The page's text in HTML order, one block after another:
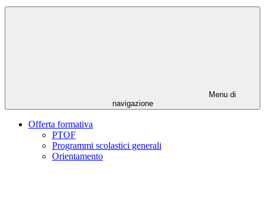
Menu di
navigazione
Offerta formativa
PTOF
Programmi scolastici generali
Orientamento